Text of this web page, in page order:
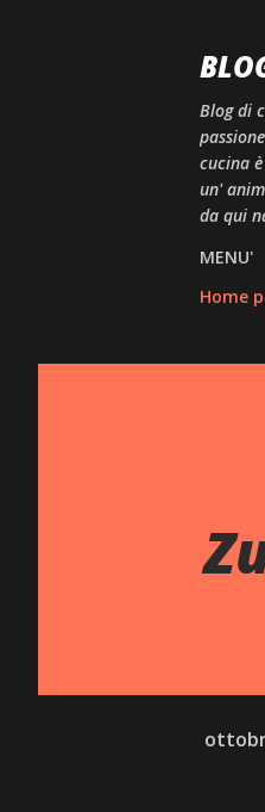
Blog di
cucina
un'
da qui
MENU'
Home